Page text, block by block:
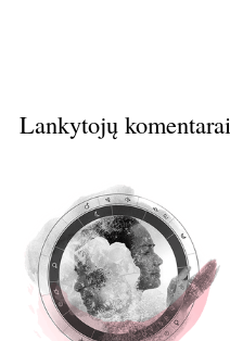
Lankytojų komentarai